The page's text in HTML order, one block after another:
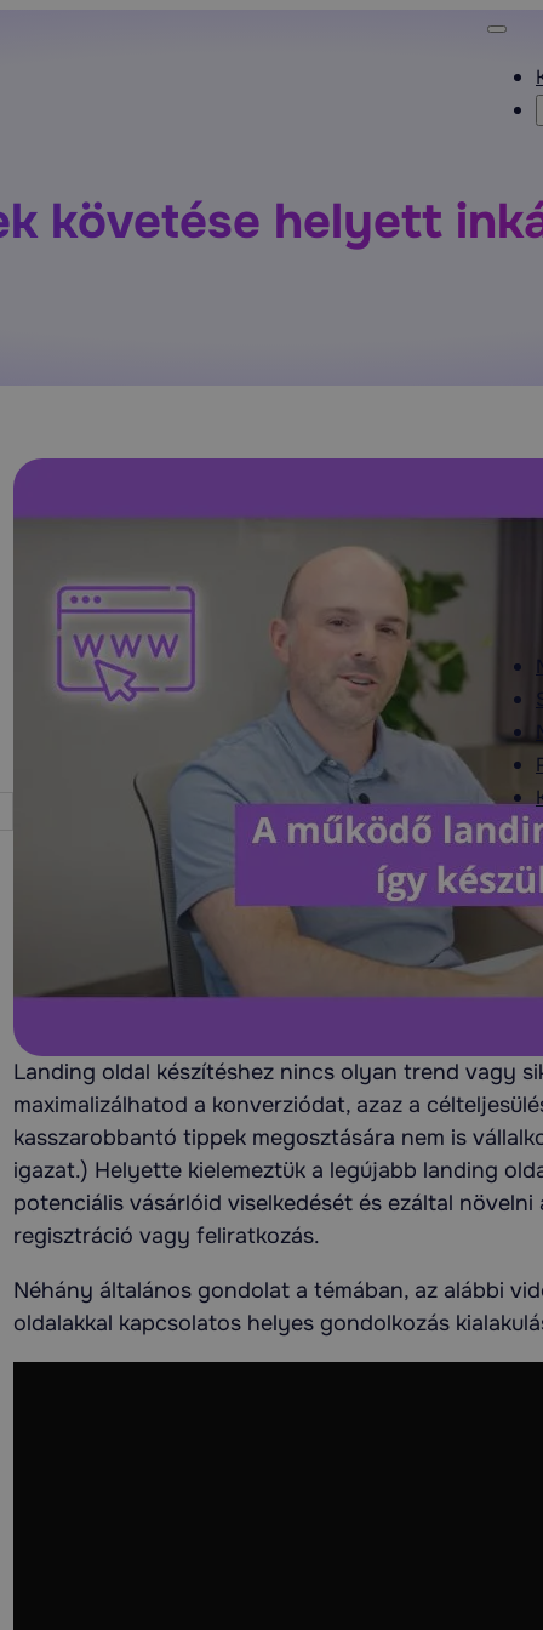
követése helyett
Klimagondnok
ajánlja
A közös munka során mindenben teljes
mértékben meg vagyunk elégedve a Tartalom
Design Kft. csapatának munkájával. A Google
és Facebook hirdetéskezelés indulása óta
folyamatosan, sok ügyfél megkeresést
kapunk, a jól beállított célcsoportból, a klíma
szereléssel és tisztítással foglalkozó
vállalkozásunkkal. A csapat készítette a
weboldalunkat is. A kapcsolattartás
egyszerű, kérdéseinkre szinte azonnal
válaszolnak, gyorsan reagálnak bármilyen
módosítást szeretnénk. MInden a megbeszélt
határidőre elkészült, így gyorsan el tudtak
indulni a hirdetéseink. Szívből ajánlom akár
kezdő, akár már régóta működő, de
hirdetéskezeléssel, marketinggel küzdő
vállalkozásoknak is. Köszönjük eddigi
munkátokat!
Olvass tovább
A
a
Landing oldal készítéshez nincs olyan trend vagy
maximalizálhatod a konverziódat, azaz a
kasszarobbantó tippek megosztására nem is
igazat.) Helyette kielemeztük a legújabb landing
potenciális vásárlóid viselkedését és ezáltal
regisztráció vagy feliratkozás.
Néhány általános gondolat a témában, az alábbi
oldalakkal kapcsolatos helyes gondolkozás